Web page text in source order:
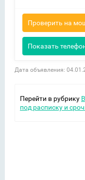
Проверить на
Показать
Дата объявления:
Перейти в рубрику
под расписку и